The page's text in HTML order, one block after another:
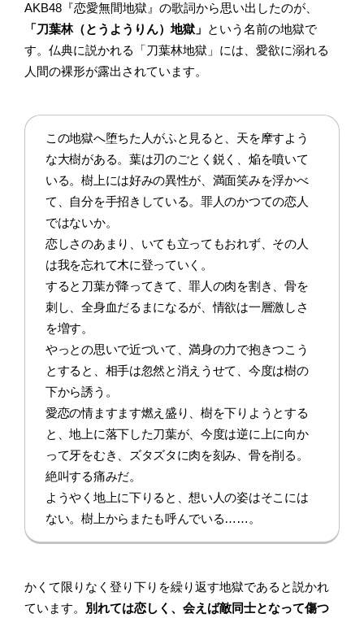
AKB48『恋愛無間地獄』の歌詞から思い出したのが、
「刀葉林（とうようりん）地獄」 という名前の地獄で
す。仏典に説かれる「刀葉林地獄」には、愛欲に溺れる
人間の裸形が露出されています。
この地獄へ堕ちた人がふと見ると、天を摩すよう
な大樹がある。葉は刃のごとく鋭く、焔を噴いて
いる。樹上には好みの異性が、満面笑みを浮かべ
て、自分を手招きしている。罪人のかつての恋人
ではないか。
恋しさのあまり、いても立ってもおれず、その人
は我を忘れて木に登っていく。
すると刀葉が降ってきて、罪人の肉を割き、骨を
刺し、全身血だるまになるが、情欲は一層激しさ
を増す。
やっとの思いで近づいて、満身の力で抱きつこう
とすると、相手は忽然と消えうせて、今度は樹の
下から誘う。
愛恋の情ますます燃え盛り、樹を下りようとする
と、地上に落下した刀葉が、今度は逆に上に向か
って牙をむき、ズタズタに肉を刻み、骨を削る。
絶叫する痛みだ。
ようやく地上に下りると、想い人の姿はそこには
ない。樹上からまたも呼んでいる……。
かくて限りなく登り下りを繰り返す地獄であると説かれ
ています。 別れては恋しく、会えば敵同士となって傷つ